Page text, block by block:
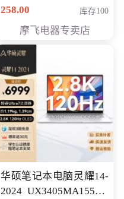
员专享价格118元
258.00 库存100
摩飞电器专卖店
华硕笔记本电脑灵耀14-
2024 UX3405MA155夜